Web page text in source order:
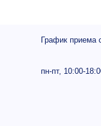
График приема
пн-пт, 10:00-